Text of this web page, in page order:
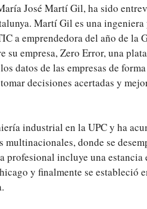
José Martí Gil, ha sido
Martí Gil es una
a emprendedora del año de la
empresa, Zero Error, una
datos de las empresas de
decisiones acertadas y
industrial en la UPC y ha
donde se
incluye una estancia
y finalmente se estableció